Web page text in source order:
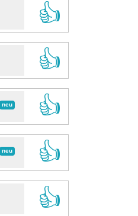
👍
👍
neu
👍
neu
👍
👍